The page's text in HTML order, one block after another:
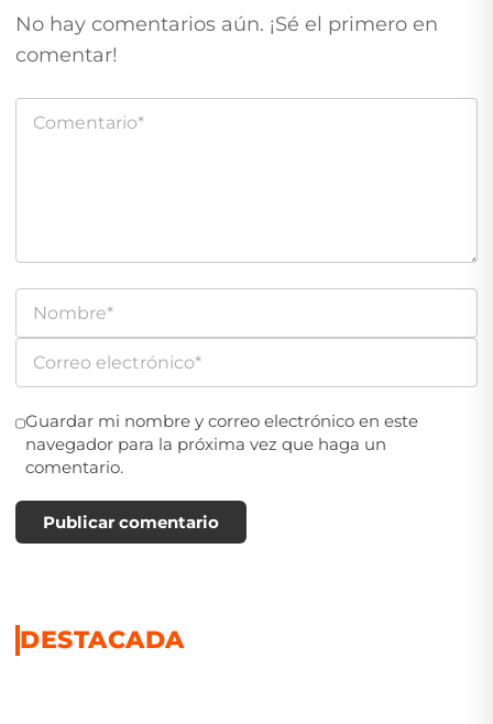
No hay comentarios aún. ¡Sé el primero en
comentar!
Guardar mi nombre y correo electrónico en este
navegador para la próxima vez que haga un
comentario.
Publicar comentario
DESTACADA